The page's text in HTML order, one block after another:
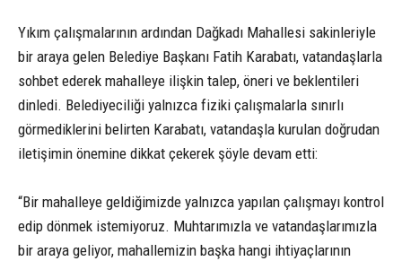
Yıkım çalışmalarının ardından Dağkadı Mahallesi sakinleriyle
bir araya gelen Belediye Başkanı Fatih Karabatı, vatandaşlarla
sohbet ederek mahalleye ilişkin talep, öneri ve beklentileri
dinledi. Belediyeciliği yalnızca fiziki çalışmalarla sınırlı
görmediklerini belirten Karabatı, vatandaşla kurulan doğrudan
iletişimin önemine dikkat çekerek şöyle devam etti:
“Bir mahalleye geldiğimizde yalnızca yapılan çalışmayı kontrol
edip dönmek istemiyoruz. Muhtarımızla ve vatandaşlarımızla
bir araya geliyor, mahallemizin başka hangi ihtiyaçlarının